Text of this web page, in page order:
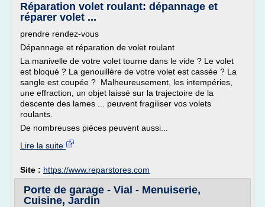
Réparation volet roulant: dépannage et
réparer volet ...
prendre rendez-vous
Dépannage et réparation de volet roulant
La manivelle de votre volet tourne dans le vide ? Le volet
est bloqué ? La genouillère de votre volet est cassée ? La
sangle est coupée ? Malheureusement, les intempéries,
une effraction, un objet laissé sur la trajectoire de la
descente des lames ... peuvent fragiliser vos volets
roulants.
De nombreuses pièces peuvent aussi...
Lire la suite
Site : https://www.reparstores.com
Porte de garage - Vial - Menuiserie,
Cuisine, Jardin